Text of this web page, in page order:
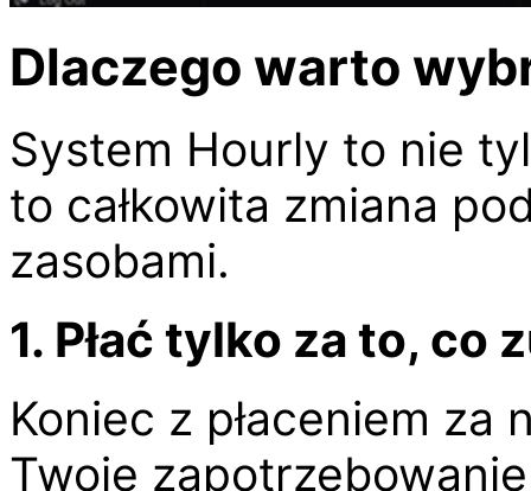
Dlaczego warto
System Hourly to nie
to całkowita zmiana
zasobami.
1. Płać tylko za to, co
Koniec z płaceniem
Twoje